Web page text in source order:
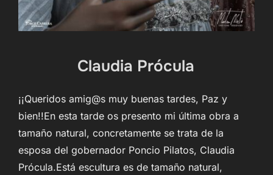
Claudia Prócula
¡¡Queridos amig@s muy buenas tardes, Paz y
bien!!En esta tarde os presento mi última obra a
tamaño natural, concretamente se trata de la
esposa del gobernador Poncio Pilatos, Claudia
Prócula.Está escultura es de tamaño natural,